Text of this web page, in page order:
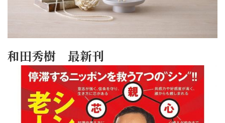
和田秀樹 最新刊